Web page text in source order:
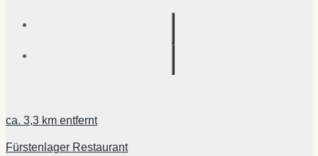
ca. 3,3 km entfernt
Fürstenlager Restaurant